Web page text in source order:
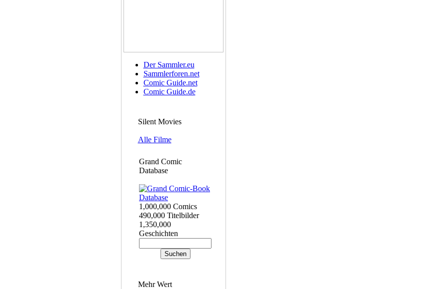
Der Sammler.eu
Sammlerforen.net
Comic Guide.net
Comic Guide.de
Silent Movies
Alle Filme
Grand Comic
Database
1,000,000 Comics
490,000 Titelbilder
1,350,000
Geschichten
Mehr Wert